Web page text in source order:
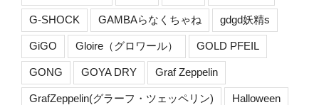
G-SHOCK GAMBAらなくちゃね gdgd妖精s
GiGO Gloire（グロワール） GOLD PFEIL
GONG GOYA DRY Graf Zeppelin
GrafZeppelin(グラーフ・ツェッペリン) Halloween